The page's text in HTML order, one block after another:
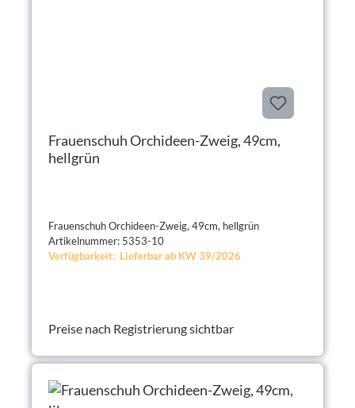
Frauenschuh Orchideen-Zweig, 49cm,
hellgrün
Frauenschuh Orchideen-Zweig, 49cm, hellgrün
Artikelnummer: 5353-10
Verfügbarkeit: Lieferbar ab KW 39/2026
Preise nach Registrierung sichtbar